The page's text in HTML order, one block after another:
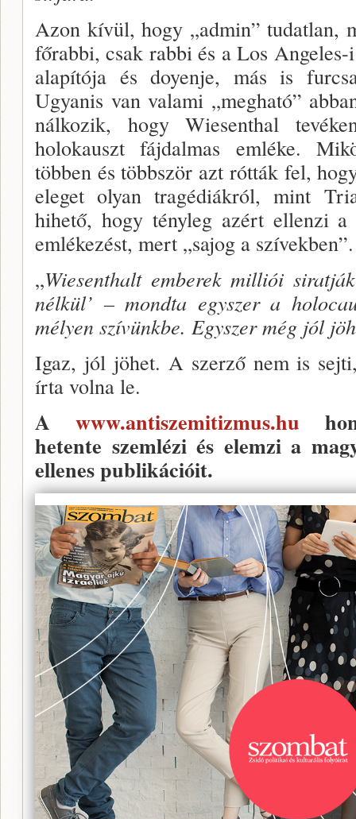
Azon kívül, hogy „admin” tudatlan,
főrabbi, csak rabbi és a Los
alapítója és do­yenje, más is
Ugyanis van valami „megha­tó”
nálkozik, hogy Wiesenthal
holokauszt fáj­dalmas emléke.
többen és többször azt rótták fel,
eleget olyan tragédiákról, mint
hihető, hogy tényleg azért ellenzi
emlékezést, mert „sajog a szívekben”.
„Wiesenthalt emberek milliói
nélkül’ – mondta egyszer a
mélyen szívünkbe. Egyszer még jól
Igaz, jól jöhet. A szerző nem is
írta vol­na le.
A www.antiszemitizmus.hu
hetente szemlézi és elemzi a
ellenes publikációit.